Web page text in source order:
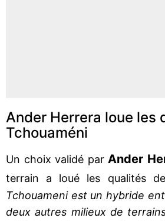
Ander Herrera loue les
Tchouaméni
Un choix validé par Ander
terrain a loué les qualités de
Tchouameni est un hybride
deux autres milieux de